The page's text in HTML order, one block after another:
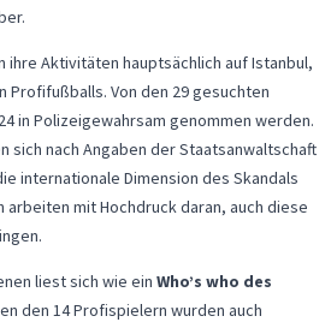
Aktivitäten hauptsächlich auf Istanbul,
Profifußballs. Von den 29 gesuchten
in Polizeigewahrsam genommen werden.
sich nach Angaben der Staatsanwaltschaft
internationale Dimension des Skandals
mit Hochdruck daran, auch diese
liest sich wie ein Who’s who des
den 14 Profispielern wurden auch